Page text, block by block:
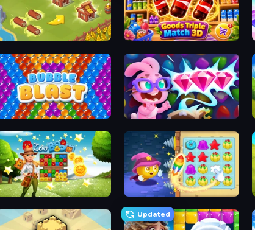
Castle Craft Goods Triple Match 3D
Bubble Blast Skydom: Reforged
Zoo Boom Candy Riddles
Updated